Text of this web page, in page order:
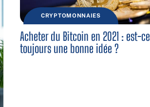
CRYPTOMONNAIES
Acheter du Bitcoin en 2021 : est-ce
toujours une bonne idée ?